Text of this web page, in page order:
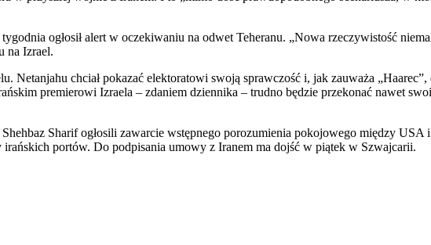
ogłosił alert w oczekiwaniu na odwet Teheranu. „Nowa rzeczywistość
na Izrael.
Netanjahu chciał pokazać elektoratowi swoją sprawczość i, jak zauważa
premierowi Izraela – zdaniem dziennika – trudno będzie przekonać nawet
Sharif ogłosili zawarcie wstępnego porozumienia pokojowego między USA
portów. Do podpisania umowy z Iranem ma dojść w piątek w Szwajcarii.